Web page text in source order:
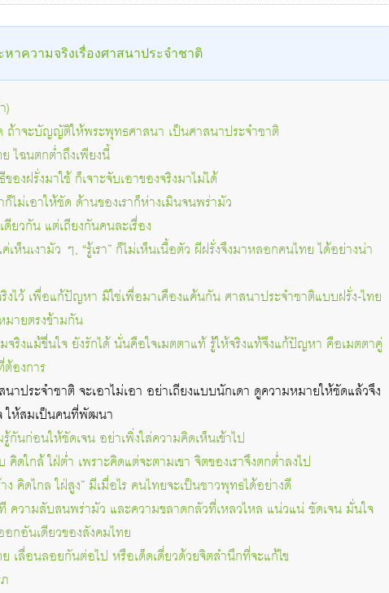
หาความจริงเรื่องศาสนาประจำชาติ
)
ถ้าจะบัญญัติให้พระพุทธศาสนา เป็นศาสนาประจำชาติ
ไฉนตกต่ำถึงเพียงนี้
ของฝรั่งมาใช้ ก็เจาะจับเอาของจริงมาไม่ได้
ก็ไม่เอาให้ชัด ด้านของเราก็ห่างเมินจนพร่ามัว
ดียวกัน แต่เถียงกันคนละเรื่อง
ค่เห็นเงามัว ๆ, “รู้เรา” ก็ไม่เห็นเนื้อตัว ผีฝรั่งจึงมาหลอกคนไทย ได้อย่างน่า
งไว้ เพื่อแก้ปัญหา มิใช่เพื่อมาเคืองแค้นกัน ศาสนาประจำชาติแบบฝรั่ง-ไทย
ายตรงข้ามกัน
จริงแม้ขื่นใจ ยังรักได้ นั่นคือใจเมตตาแท้ รู้ให้จริงแท้จึงแก้ปัญหา คือเมตตาคู่
องการ
าประจำชาติ จะเอาไม่เอา อย่าเถียงแบบนักเดา ดูความหมายให้ชัดแล้วจึง
ให้สมเป็นคนที่พัฒนา
กันก่อนให้ชัดเจน อย่าเพิ่งใส่ความคิดเห็นเข้าไป
คิดใกล้ ใฝ่ต่ำ เพราะคิดแต่จะตามเขา จิตของเราจึงตกต่ำลงไป
ง คิดไกล ใฝ่สูง” มีเมื่อไร คนไทยจะเป็นชาวพุทธได้อย่างดี
ความสับสนพร่ามัว และความขลาดกลัวที่เหลวไหล แน่วแน่ ชัดเจน มั่นใจ
กอันเดียวของสังคมไทย
เลื่อนลอยกันต่อไป หรือเด็ดเดี่ยวด้วยจิตสำนึกที่จะแก้ไข